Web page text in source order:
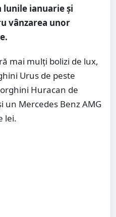
lunile ianuarie și
vânzarea unor
mai mulți bolizi de lux,
Urus de peste
Huracan de
un Mercedes Benz AMG
lei.